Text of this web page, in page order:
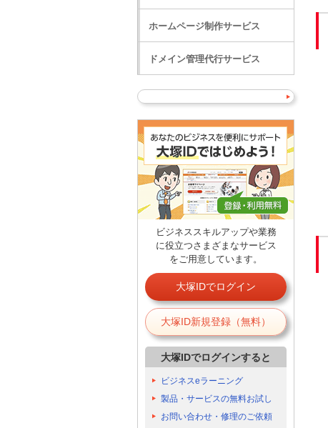
ホームページ制作サービス
ドメイン管理代行サービス
ビジネススキルアップや業務
に役立つさまざまなサービス
をご用意しています。
大塚IDでログイン
大塚ID新規登録（無料）
大塚IDでログインすると
ビジネスeラーニング
製品・サービスの無料お試し
お問い合わせ・修理のご依頼